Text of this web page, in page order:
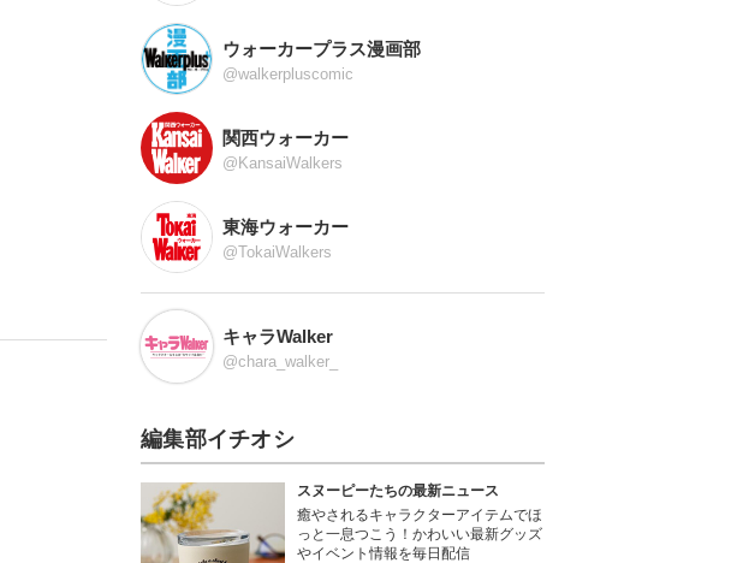
ウォーカープラス漫画部
@walkerpluscomic
関西ウォーカー
@KansaiWalkers
東海ウォーカー
@TokaiWalkers
キャラWalker
@chara_walker_
編集部イチオシ
スヌーピーたちの最新ニュース
癒やされるキャラクターアイテムでほ
っと一息つこう！かわいい最新グッズ
やイベント情報を毎日配信